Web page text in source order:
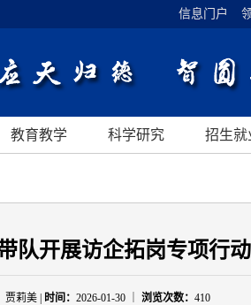
信息门户
教育教学 科学研究 招生就
队开展访企拓岗专项行动
贾莉美 | 时间： 2026-01-30 ｜ 浏览次数： 410